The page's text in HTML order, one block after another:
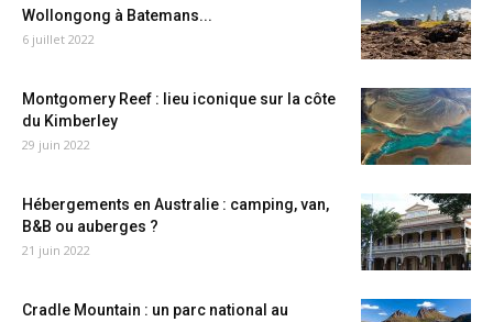
Wollongong à Batemans...
6 juillet 2022
Montgomery Reef : lieu iconique sur la côte
du Kimberley
29 juin 2022
Hébergements en Australie : camping, van,
B&B ou auberges ?
21 juin 2022
Cradle Mountain : un parc national au